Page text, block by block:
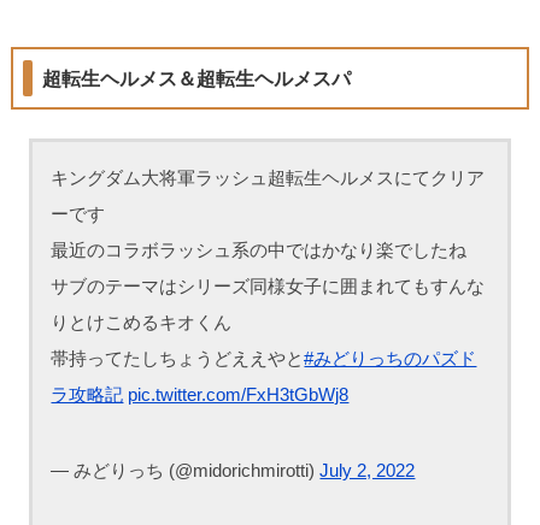
超転生ヘルメス＆超転生ヘルメスパ
キングダム大将軍ラッシュ超転生ヘルメスにてクリア
ーです
最近のコラボラッシュ系の中ではかなり楽でしたね
サブのテーマはシリーズ同様女子に囲まれてもすんな
りとけこめるキオくん
帯持ってたしちょうどええやと#みどりっちのパズド
ラ攻略記 pic.twitter.com/FxH3tGbWj8
— みどりっち (@midorichmirotti)July 2, 2022